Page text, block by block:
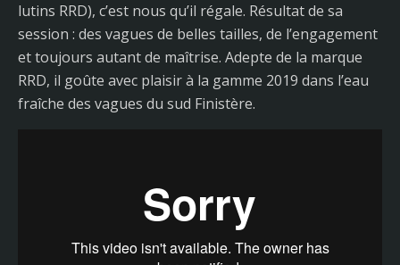
lutins RRD), c’est nous qu’il régale. Résultat de sa
session : des vagues de belles tailles, de l’engagement
et toujours autant de maîtrise. Adepte de la marque
RRD, il goûte avec plaisir à la gamme 2019 dans l’eau
fraîche des vagues du sud Finistère.